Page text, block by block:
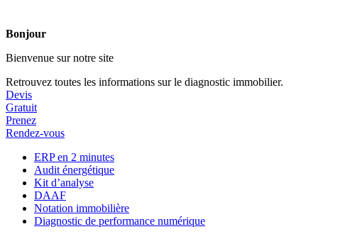
Bonjour
Bienvenue sur notre site
Retrouvez toutes les informations sur le diagnostic immobilier.
Devis
Gratuit
Prenez
Rendez-vous
ERP en 2 minutes
Audit énergétique
Kit d’analyse
DAAF
Notation immobilière
Diagnostic de performance numérique